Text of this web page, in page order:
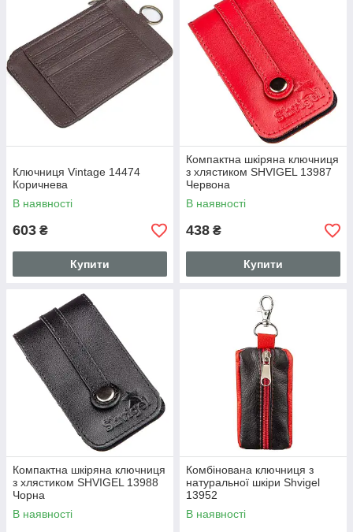
Ключниця Vintage 14474
Коричнева
В наявності
603 ₴
Купити
Компактна шкіряна ключниця
з хлястиком SHVIGEL 13987
Червона
В наявності
438 ₴
Купити
Компактна шкіряна ключниця
з хлястиком SHVIGEL 13988
Чорна
В наявності
Комбінована ключниця з
натуральної шкіри Shvigel
13952
В наявності